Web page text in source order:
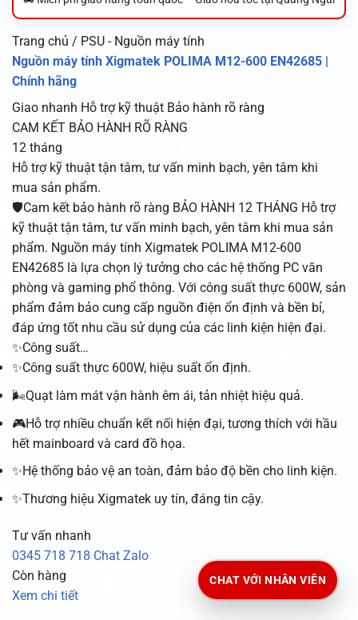
Trang chủ / PSU - Nguồn máy tính
Nguồn máy tính Xigmatek POLIMA M12-600 EN42685 |
Chính hãng
Giao nhanh Hỗ trợ kỹ thuật Bảo hành rõ ràng
CAM KẾT BẢO HÀNH RÕ RÀNG
12 tháng
Hỗ trợ kỹ thuật tận tâm, tư vấn minh bạch, yên tâm khi
mua sản phẩm.
🛡️Cam kết bảo hành rõ ràng BẢO HÀNH 12 THÁNG Hỗ trợ
kỹ thuật tận tâm, tư vấn minh bạch, yên tâm khi mua sản
phẩm. Nguồn máy tính Xigmatek POLIMA M12-600
EN42685 là lựa chọn lý tưởng cho các hệ thống PC văn
phòng và gaming phổ thông. Với công suất thực 600W, sản
phẩm đảm bảo cung cấp nguồn điện ổn định và bền bỉ,
đáp ứng tốt nhu cầu sử dụng của các linh kiện hiện đại.
✨Công suất…
✨Công suất thực 600W, hiệu suất ổn định.
🌬️Quạt làm mát vận hành êm ái, tản nhiệt hiệu quả.
🎮Hỗ trợ nhiều chuẩn kết nối hiện đại, tương thích với hầu
hết mainboard và card đồ họa.
✨Hệ thống bảo vệ an toàn, đảm bảo độ bền cho linh kiện.
✨Thương hiệu Xigmatek uy tín, đáng tin cậy.
Tư vấn nhanh
0345 718 718 Chat Zalo
Còn hàng
Xem chi tiết
CHAT VỚI NHÂN VIÊN